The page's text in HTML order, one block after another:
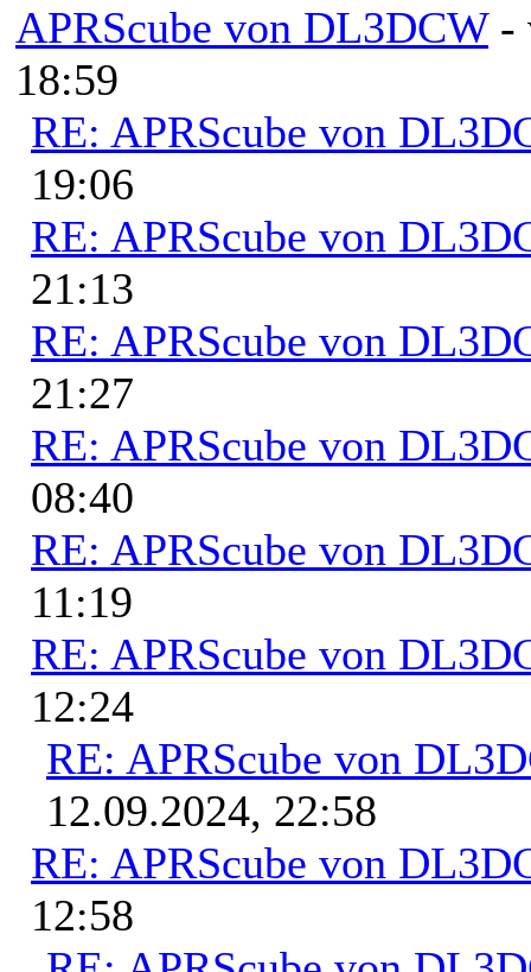
APRScube von DL3DCW -
18:59
RE: APRScube von
19:06
RE: APRScube von
21:13
RE: APRScube von
21:27
RE: APRScube von
08:40
RE: APRScube von
11:19
RE: APRScube von
12:24
RE: APRScube von
12.09.2024, 22:58
RE: APRScube von
12:58